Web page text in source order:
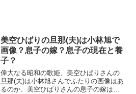
美空ひばりの旦那(夫)は小林旭で
画像？息子の嫁？息子の現在と養
子？
偉大なる昭和の歌姫、美空ひばりさんの
旦那(夫)は小林旭さんでふたりの画像はあ
るのか、美空ひばりさんの息子の嫁はど